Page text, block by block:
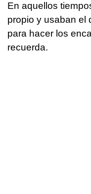
En aquellos
propio y usaban el
para hacer los
recuerda.